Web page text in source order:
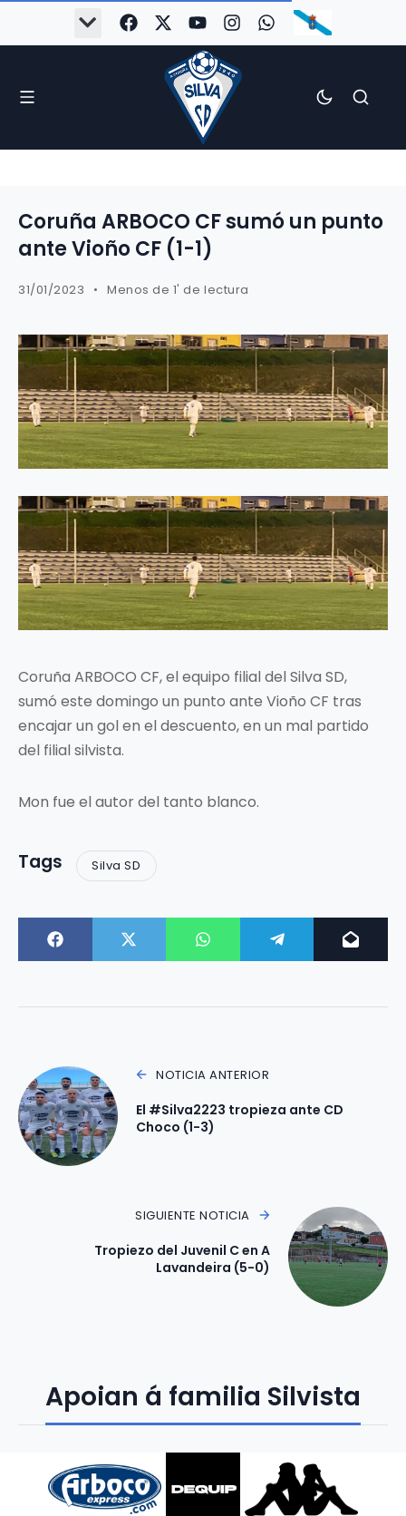
Coruña ARBOCO CF sumó un punto
ante Vioño CF (1-1)
31/01/2023 Menos de 1' de lectura
Coruña ARBOCO CF, el equipo filial del Silva SD,
sumó este domingo un punto ante Vioño CF tras
encajar un gol en el descuento, en un mal partido
del filial silvista.
Mon fue el autor del tanto blanco.
Tags Silva SD
NOTICIA ANTERIOR
El #Silva2223 tropieza ante CD
Choco (1-3)
SIGUIENTE NOTICIA
Tropiezo del Juvenil C en A
Lavandeira (5-0)
Apoian á familia Silvista